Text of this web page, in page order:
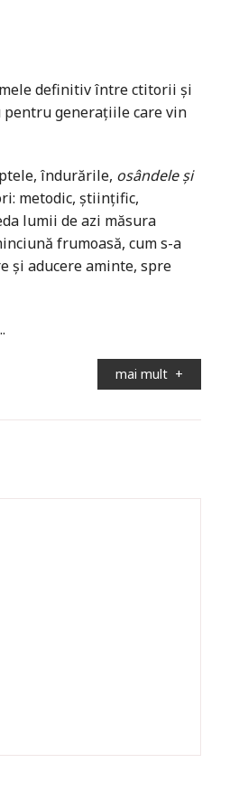
definitiv între ctitorii şi
generaţiile care vin
îndurările, osândele şi
metodic, ştiinţific,
lumii de azi măsura
frumoasă, cum s-a
şi aducere aminte, spre
mai mult +